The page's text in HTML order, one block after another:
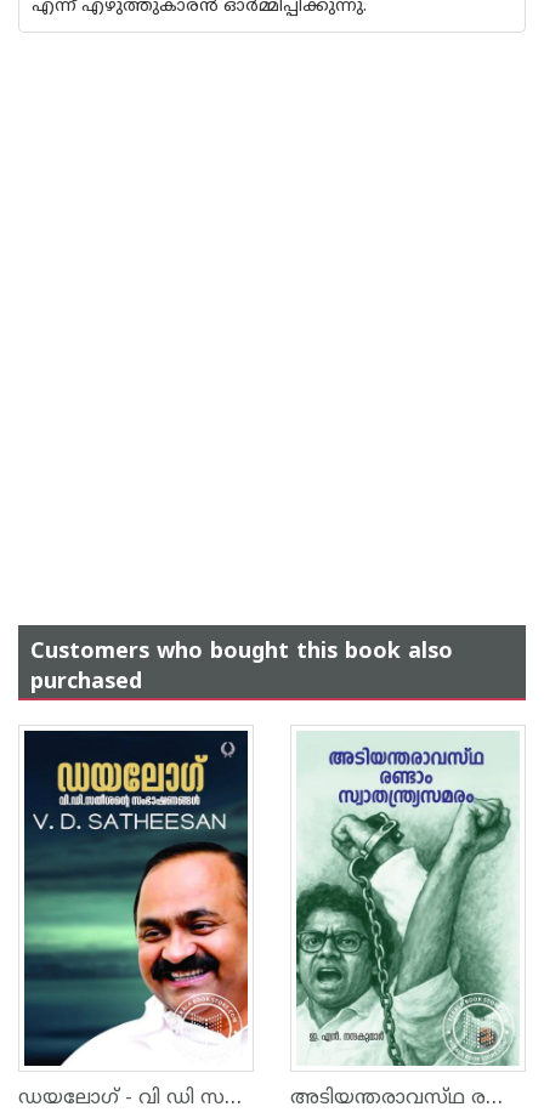
എന്ന് എഴുത്തുകാരൻ ഓർമ്മിപ്പിക്കുന്നു.
Customers who bought this book also
purchased
ഡയലോഗ് - വി ഡി സതീശന്റെ സംഭാഷണങ്ങള്‍ അടിയന്തരാവസ്‌ഥ രണ്ടാം സ്വാതന്ത്ര്യ സമരം